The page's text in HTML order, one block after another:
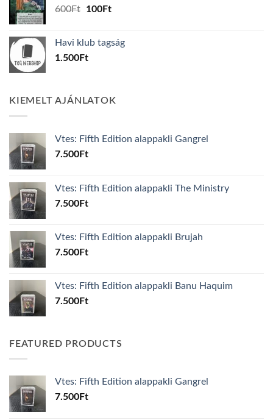
600Ft
Original
600Ft.
100FtCurrent
100Ft.
Havi klub tagság
1.500Ft
KIEMELT AJÁNLATOK
Vtes: Fifth Edition alappakli Gangrel
7.500Ft
Vtes: Fifth Edition alappakli The Ministry
7.500Ft
Vtes: Fifth Edition alappakli Brujah
7.500Ft
Vtes: Fifth Edition alappakli Banu Haquim
7.500Ft
FEATURED PRODUCTS
Vtes: Fifth Edition alappakli Gangrel
7.500Ft